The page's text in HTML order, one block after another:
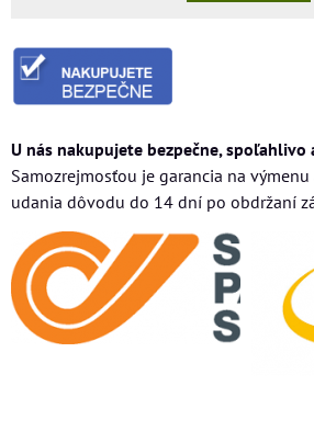
U nás nakupujete bezpečne, spoľahlivo
Samozrejmosťou je garancia na
udania dôvodu do 14 dní po obdržaní